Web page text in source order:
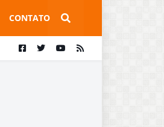
CONTATO